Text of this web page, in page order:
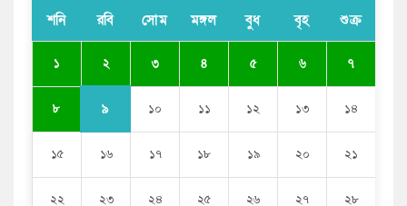
পাঠাতেন ইসলামী বিশ্ববিদ্যালয়ের ছাত্রী
এনসিপি নেতা
শনি রবি সোম মঙ্গল বুধ বৃহ শুক্র
১ ২ ৩ ৪ ৫ ৬ ৭
৮ ৯ ১০ ১১ ১২ ১৩ ১৪
১৫ ১৬ ১৭ ১৮ ১৯ ২০ ২১
২২ ২৩ ২৪ ২৫ ২৬ ২৭ ২৮